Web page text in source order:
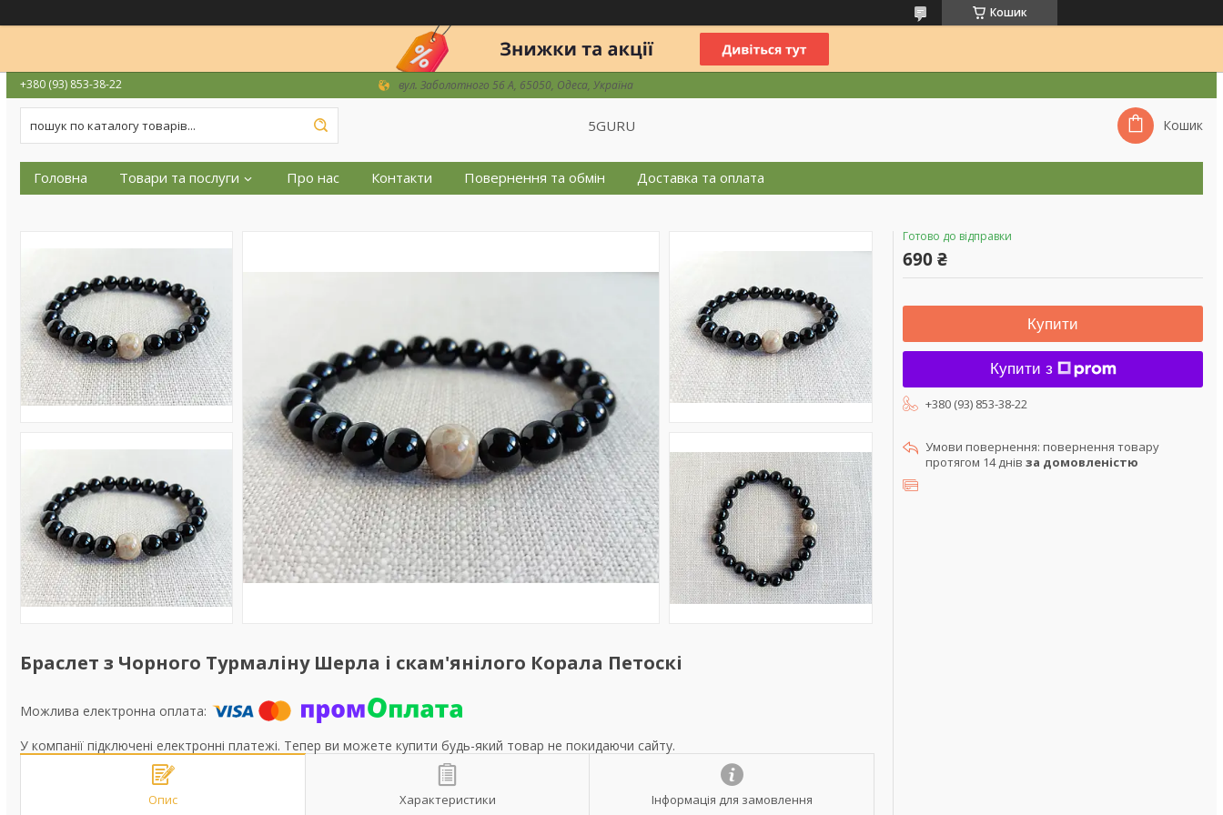
Кошик
+380 (93) 853-38-22 вул. Заболотного 56 А, 65050, Одеса, Україна
5GURU Кошик
Головна Товари та послуги Про нас Контакти Повернення та обмін Доставка та оплата
Браслет з Чорного Турмаліну Шерла і скам'янілого Корала Петоскі
У компанії підключені електронні платежі. Тепер ви можете купити будь-який товар не покидаючи сайту.
Опис Характеристики Інформація для замовлення
Готово до відправки
690 ₴
Купити
Купити з
+380 (93) 853-38-22
повернення товару
протягом 14 днів за домовленістю